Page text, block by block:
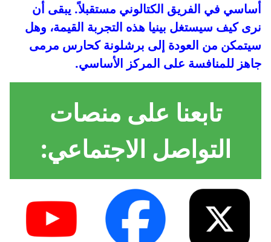
أساسي في الفريق الكتالوني مستقبلاً. يبقى أن
نرى كيف سيستغل بينيا هذه التجربة القيمة، وهل
سيتمكن من العودة إلى برشلونة كحارس مرمى
جاهز للمنافسة على المركز الأساسي.
تابعنا على منصات
التواصل الاجتماعي: